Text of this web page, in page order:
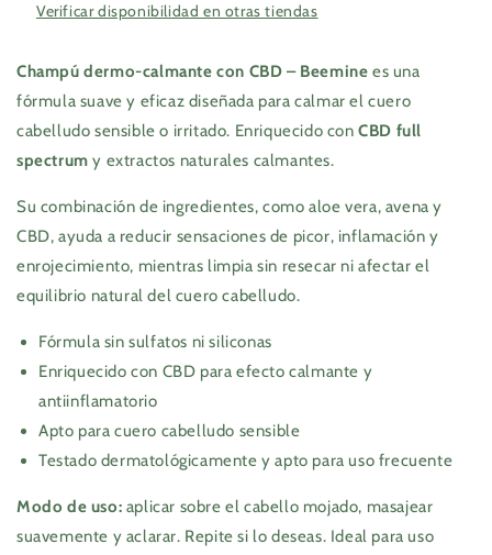
Beemine
Beemine
Verificar disponibilidad en otras tiendas
Champú dermo-calmante con CBD – Beemine es una
fórmula suave y eficaz diseñada para calmar el cuero
cabelludo sensible o irritado. Enriquecido conCBD full
spectrum y extractos naturales calmantes.
Su combinación de ingredientes, como aloe vera, avena y
CBD, ayuda a reducir sensaciones de picor, inflamación y
enrojecimiento, mientras limpia sin resecar ni afectar el
equilibrio natural del cuero cabelludo.
Fórmula sin sulfatos ni siliconas
Enriquecido con CBD para efecto calmante y
antiinflamatorio
Apto para cuero cabelludo sensible
Testado dermatológicamente y apto para uso frecuente
Modo de uso: aplicar sobre el cabello mojado, masajear
suavemente y aclarar. Repite si lo deseas. Ideal para uso